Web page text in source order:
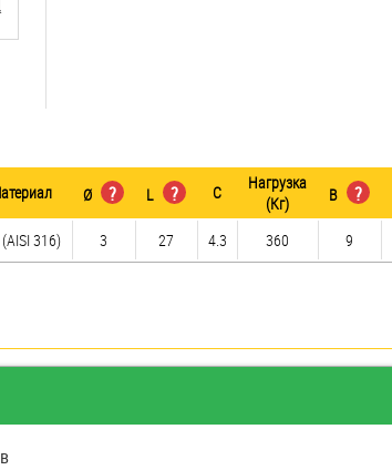
Ø ? L ? C
Нагрузка
(Кг)
B ?
316) 3 27 4.3 360 9